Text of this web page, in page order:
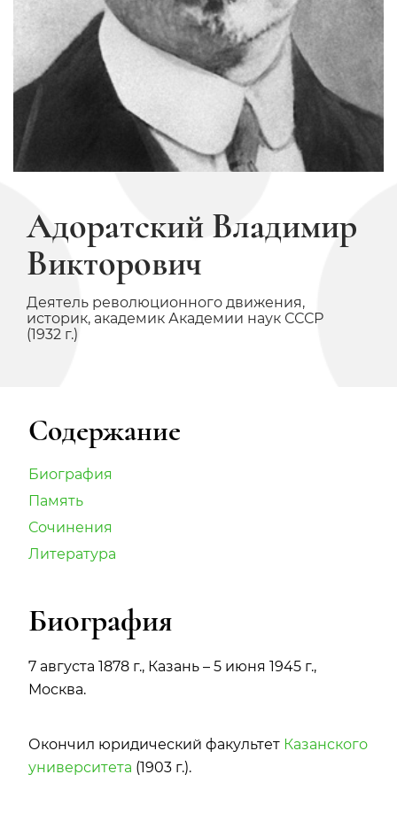
Адоратский Владимир
Викторович
Деятель революционного движения,
историк, академик Академии наук СССР
(1932 г.)
Содержание
Биография
Память
Сочинения
Литература
Биография
7 августа 1878 г., Казань – 5 июня 1945 г.,
Москва.
Окончил юридический факультет Казанского
университета (1903 г.).